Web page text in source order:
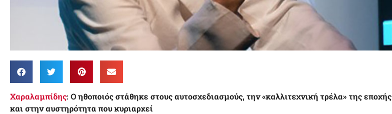
Χαραλαμπίδης: Ο ηθοποιός στάθηκε στους αυτοσχεδιασμούς, την «καλλιτεχνική τρέλα» της εποχής
και στην αυστηρότητα που κυριαρχεί